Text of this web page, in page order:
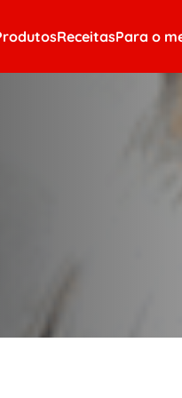
ReceitasPara o